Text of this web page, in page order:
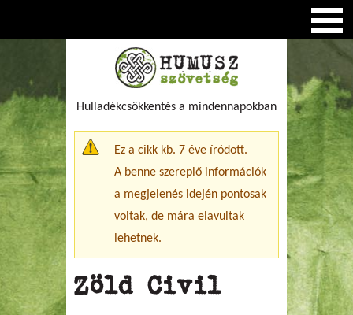
Hulladékcsökkentés a mindennapokban
Figyelmeztető üzenet
Ez a cikk kb. 7 éve íródott.
A benne szereplő információk
a megjelenés idején pontosak
voltak, de mára elavultak
lehetnek.
Zöld Civil